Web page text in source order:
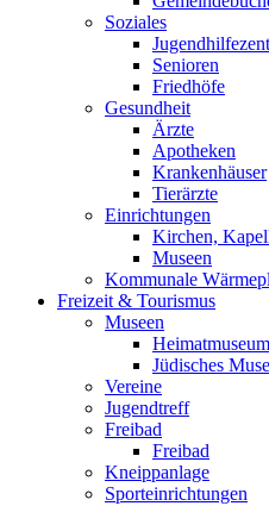
Soziales
Senioren
Friedhöfe
Gesundheit
Ärzte
Apotheken
Krankenhäuser
Tierärzte
Einrichtungen
Kirchen,
Museen
Kommunale
Freizeit & Tourismus
Museen
Jüdisches
Vereine
Jugendtreff
Freibad
Freibad
Kneippanlage
Sporteinrichtungen